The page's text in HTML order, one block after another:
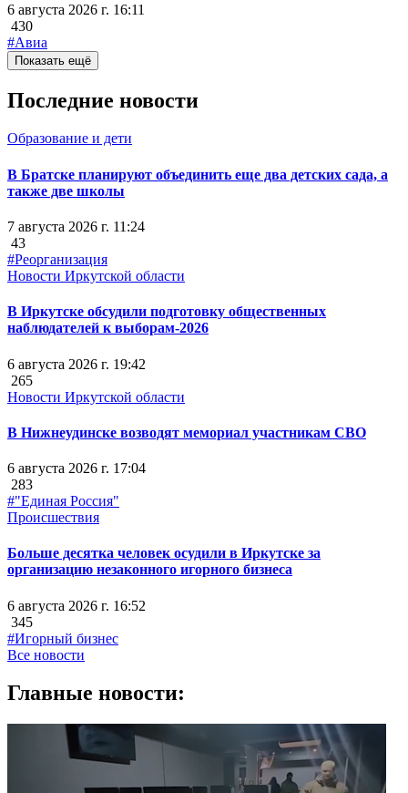
6 августа 2026 г. 16:11
430
#Авиа
Показать ещё
Последние новости
Образование и дети
В Братске планируют объединить еще два детских сада, а
также две школы
7 августа 2026 г. 11:24
43
#Реорганизация
Новости Иркутской области
В Иркутске обсудили подготовку общественных
наблюдателей к выборам-2026
6 августа 2026 г. 19:42
265
Новости Иркутской области
В Нижнеудинске возводят мемориал участникам СВО
6 августа 2026 г. 17:04
283
#"Единая Россия"
Происшествия
Больше десятка человек осудили в Иркутске за
организацию незаконного игорного бизнеса
6 августа 2026 г. 16:52
345
#Игорный бизнес
Все новости
Главные новости: